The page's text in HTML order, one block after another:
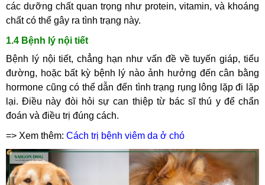
các dưỡng chất quan trọng như protein, vitamin, và khoáng
chất có thể gây ra tình trạng này.
1.4 Bệnh lý nội tiết
Bệnh lý nội tiết, chẳng hạn như vấn đề về tuyến giáp, tiểu
đường, hoặc bất kỳ bệnh lý nào ảnh hưởng đến cân bằng
hormone cũng có thể dẫn đến tình trạng rụng lông lặp đi lặp
lại. Điều này đòi hỏi sự can thiệp từ bác sĩ thú y để chẩn
đoán và điều trị đúng cách.
=> Xem thêm: Cách trị bệnh viêm da ở chó